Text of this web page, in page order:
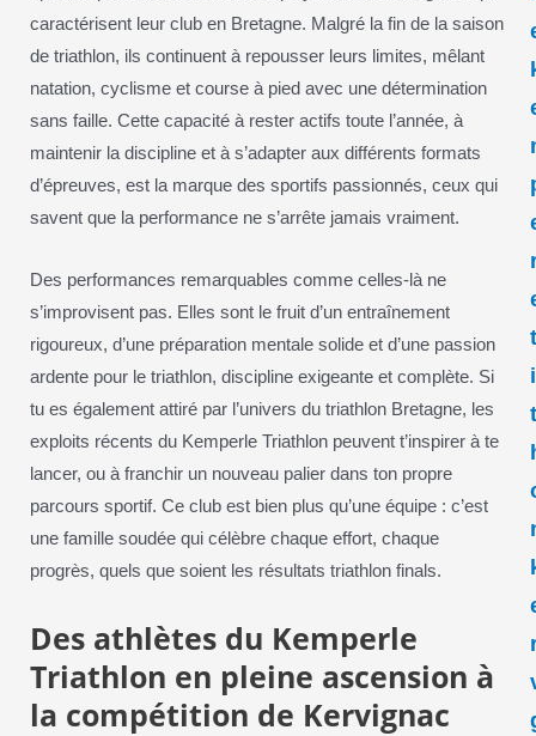
caractérisent leur club en Bretagne. Malgré la fin de la saison
de triathlon, ils continuent à repousser leurs limites, mêlant
natation, cyclisme et course à pied avec une détermination
sans faille. Cette capacité à rester actifs toute l’année, à
maintenir la discipline et à s’adapter aux différents formats
d’épreuves, est la marque des sportifs passionnés, ceux qui
savent que la performance ne s’arrête jamais vraiment.
Des performances remarquables comme celles-là ne
s’improvisent pas. Elles sont le fruit d’un entraînement
rigoureux, d’une préparation mentale solide et d’une passion
ardente pour le triathlon, discipline exigeante et complète. Si
tu es également attiré par l’univers du triathlon Bretagne, les
exploits récents du Kemperle Triathlon peuvent t’inspirer à te
lancer, ou à franchir un nouveau palier dans ton propre
parcours sportif. Ce club est bien plus qu’une équipe : c’est
une famille soudée qui célèbre chaque effort, chaque
progrès, quels que soient les résultats triathlon finals.
Des athlètes du Kemperle
Triathlon en pleine ascension à
la compétition de Kervignac